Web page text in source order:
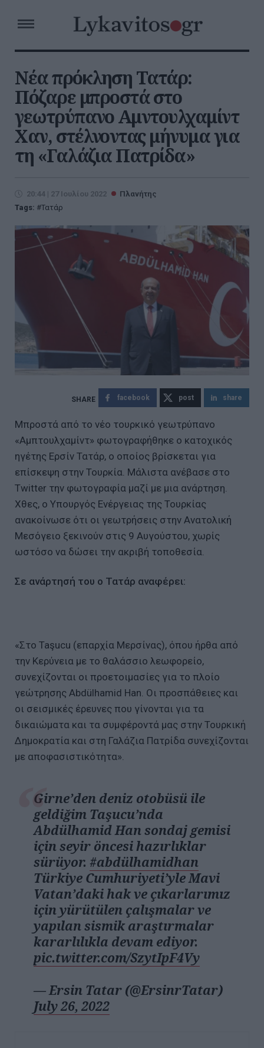
Νέα πρόκληση Τατάρ:
Πόζαρε μπροστά στο
γεωτρύπανο Αμντουλχαμίντ
Χαν, στέλνοντας μήνυμα για
τη «Γαλάζια Πατρίδα»
20:44 | 27 Ιουλίου 2022
Πλανήτης
Tags:
Τατάρ
facebook post share
Μπροστά από το νέο τουρκικό γεωτρύπανο
«Αμπτουλχαμίντ» φωτογραφήθηκε ο κατοχικός
ηγέτης Ερσίν Τατάρ, ο οποίος βρίσκεται για
επίσκεψη στην Τουρκία. Μάλιστα ανέβασε στο
Twitter την φωτογραφία μαζί με μια ανάρτηση.
Χθες, ο Υπουργός Ενέργειας της Τουρκίας
ανακοίνωσε ότι οι γεωτρήσεις στην Ανατολική
Μεσόγειο ξεκινούν στις 9 Αυγούστου, χωρίς
ωστόσο να δώσει την ακριβή τοποθεσία.
Σε ανάρτησή του ο Τατάρ αναφέρει:
«Στο Taşucu (επαρχία Μερσίνας), όπου ήρθα από
την Κερύνεια με το θαλάσσιο λεωφορείο,
συνεχίζονται οι προετοιμασίες για το πλοίο
γεώτρησης Abdülhamid Han. Οι προσπάθειες και
οι σεισμικές έρευνες που γίνονται για τα
δικαιώματα και τα συμφέροντά μας στην Τουρκική
Δημοκρατία και στη Γαλάζια Πατρίδα συνεχίζονται
με αποφασιστικότητα».
Girne’den deniz otobüsü ile
geldiğim Taşucu’nda
Abdülhamid Han sondaj gemisi
için seyir öncesi hazırlıklar
sürüyor. #abdülhamidhan
Türkiye Cumhuriyeti’yle Mavi
Vatan’daki hak ve çıkarlarımız
için yürütülen çalışmalar ve
yapılan sismik araştırmalar
kararlılıkla devam ediyor.
pic.twitter.com/SzytIpF4Vy
— Ersin Tatar (@ErsinrTatar)
July 26, 2022